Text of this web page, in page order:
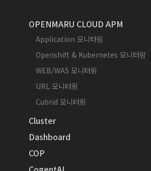
OPENMARU CLOUD APM
Application 모니터링
Openshift & Kubernetes 모니터링
WEB/WAS 모니터링
URL 모니터링
Cubrid 모니터링
Cluster
Dashboard
COP